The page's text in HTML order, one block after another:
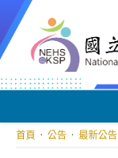
轉
至
要
容
首頁 · 公告 · 最新公告